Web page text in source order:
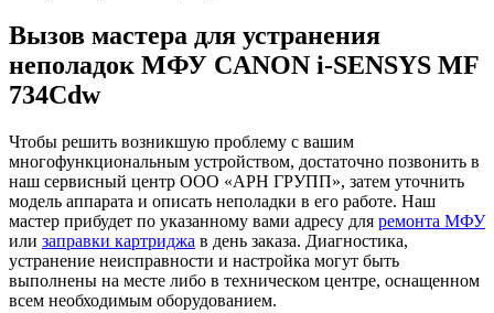
Вызов мастера для устранения
неполадок МФУ CANON i-SENSYS MF
734Cdw
Чтобы решить возникшую проблему с вашим
многофункциональным устройством, достаточно позвонить в
наш сервисный центр ООО «АРН ГРУПП», затем уточнить
модель аппарата и описать неполадки в его работе. Наш
мастер прибудет по указанному вами адресу для ремонта МФУ
или заправки картриджа в день заказа. Диагностика,
устранение неисправности и настройка могут быть
выполнены на месте либо в техническом центре, оснащенном
всем необходимым оборудованием.